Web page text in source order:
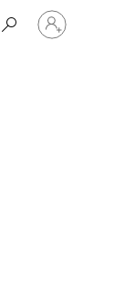
Connectez-
vous